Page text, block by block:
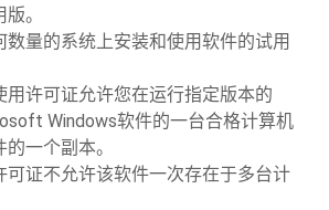
。
数量的系统上安装和使用软件的试用
用许可证允许您在运行指定版本的
Windows软件的一台合格计算机
一个副本。
可证不允许该软件一次存在于多台计